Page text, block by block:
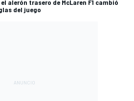
el alerón trasero de McLaren F1 cambió
del juego